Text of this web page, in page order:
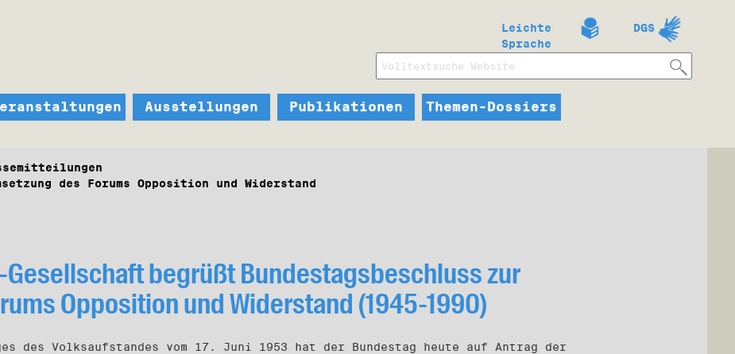
Leichte
Sprache
DGS
Ausstellungen Publikationen
Themen-Dossiers
des Forums Opposition und Widerstand
begrüßt Bundestagsbeschluss zur
Opposition und Widerstand (1945-1990)
des Volksaufstandes vom 17. Juni 1953 hat der Bundestag heute auf Antrag der